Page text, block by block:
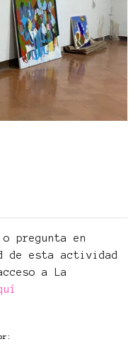
pregunta en
de esta actividad
a La